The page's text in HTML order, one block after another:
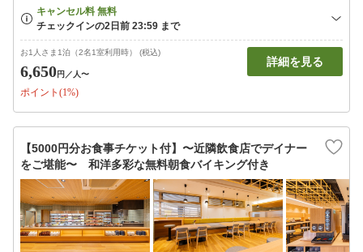
お1人さま1泊（2名1室利用時） (税込)
6,650円 ／人〜
ポイント(1%)
詳細を見る
【5000円分お食事チケット付】〜近隣飲食店でデイナー
をご堪能〜 和洋多彩な無料朝食バイキング付き